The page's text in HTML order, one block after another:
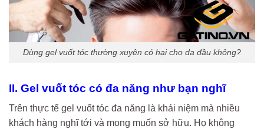
Dùng gel vuốt tóc thường xuyên có hại cho da đầu không?
II. Gel vuốt tóc có đa năng như bạn nghĩ
Trên thực tế gel vuốt tóc đa năng là khái niệm mà nhiều
khách hàng nghĩ tới và mong muốn sở hữu. Họ không